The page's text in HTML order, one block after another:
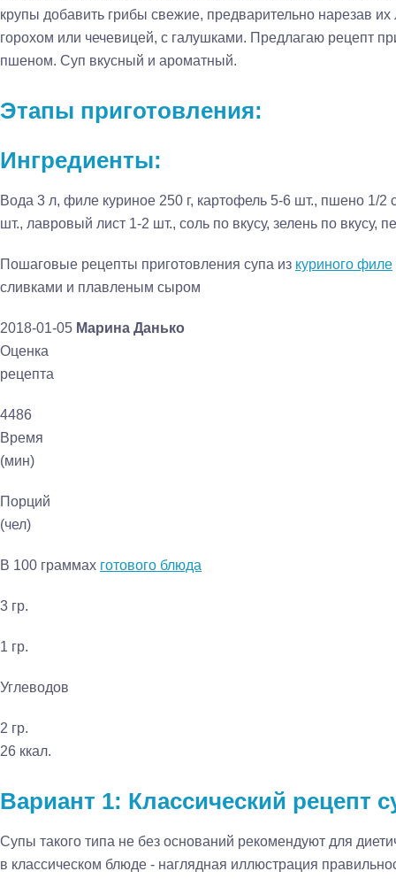
крупы добавить грибы свежие, предварительно нарезав
горохом или чечевицей, с галушками. Предлагаю рецепт
пшеном. Суп вкусный и ароматный.
Этапы приготовления:
Ингредиенты:
Вода 3 л, филе куриное 250 г, картофель 5-6 шт., пшено 1/2
шт., лавровый лист 1-2 шт., соль по вкусу, зелень по вкусу,
Пошаговые рецепты приготовления супа из куриного филе
сливками и плавленым сыром
2018-01-05 Марина Данько
Оценка
рецепта
4486
Время
(мин)
Порций
(чел)
В 100 граммах готового блюда
3 гр.
1 гр.
Углеводов
2 гр.
26 ккал.
Вариант 1: Классический рецепт
Супы такого типа не без оснований рекомендуют для
в классическом блюде - наглядная иллюстрация